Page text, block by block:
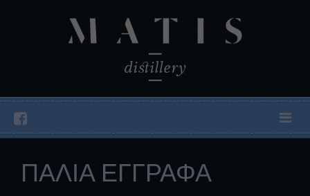
ΠΑΛΙΑ ΕΓΓΡΑΦΑ